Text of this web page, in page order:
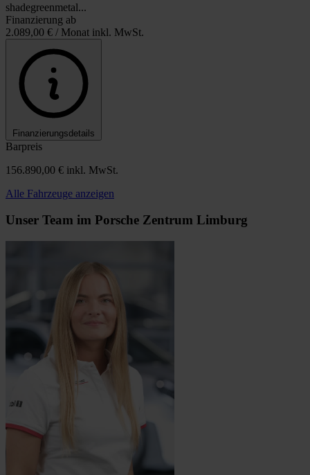
shadegreenmetal...
Finanzierung ab
2.089,00 € / Monat inkl. MwSt.
Finanzierungsdetails
Barpreis
156.890,00 € inkl. MwSt.
Alle Fahrzeuge anzeigen
Unser Team im Porsche Zentrum Limburg